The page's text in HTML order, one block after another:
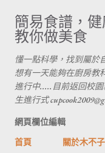
簡易食譜，
教你做美食
懂一點科學，找到屬於
想有一天能夠在廚房教
進行中.....目前返回校
生進行式
網頁欄位編輯
首頁
關於木不子